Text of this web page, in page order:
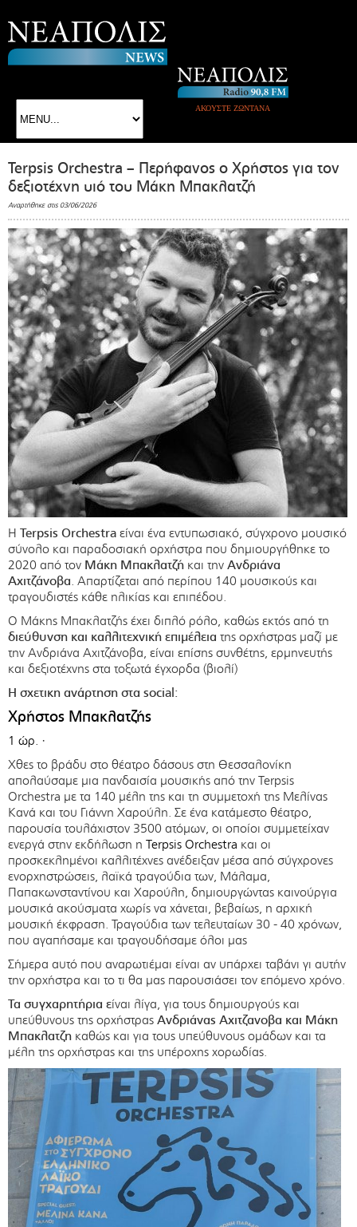
ΑΚΟΥΣΤΕ ΖΩΝΤΑΝΑ
Terpsis Orchestra – Περήφανος ο Χρήστος για τον
δεξιοτέχνη υιό του Μάκη Μπακλατζή
Αναρτήθηκε στις 03/06/2026
Η Terpsis Orchestra είναι ένα εντυπωσιακό, σύγχρονο μουσικό
σύνολο και παραδοσιακή ορχήστρα που δημιουργήθηκε το
2020 από τον Μάκη Μπακλατζή και την Ανδριάνα
Αχιτζάνοβα. Απαρτίζεται από περίπου 140 μουσικούς και
τραγουδιστές κάθε ηλικίας και επιπέδου.
Ο Μάκης Μπακλατζής έχει διπλό ρόλο, καθώς εκτός από τη
διεύθυνση και καλλιτεχνική επιμέλεια της ορχήστρας μαζί με
την Ανδριάνα Αχιτζάνοβα, είναι επίσης συνθέτης, ερμηνευτής
και δεξιοτέχνης στα τοξωτά έγχορδα (βιολί)
Η σχετικη ανάρτηση στα social:
Χρήστος Μπακλατζής
1 ώρ. ·
Χθες το βράδυ στο θέατρο δάσους στη Θεσσαλονίκη
απολαύσαμε μια πανδαισία μουσικής από την Terpsis
Orchestra με τα 140 μέλη της και τη συμμετοχή της Μελίνας
Κανά και του Γιάννη Χαρούλη. Σε ένα κατάμεστο θέατρο,
παρουσία τουλάχιστον 3500 ατόμων, οι οποίοι συμμετείχαν
ενεργά στην εκδήλωση η Terpsis Οrchestra και οι
προσκεκλημένοι καλλιτέχνες ανέδειξαν μέσα από σύγχρονες
ενορχηστρώσεις, λαϊκά τραγούδια των, Μάλαμα,
Παπακωνσταντίνου και Χαρούλη, δημιουργώντας καινούργια
μουσικά ακούσματα χωρίς να χάνεται, βεβαίως, η αρχική
μουσική έκφραση. Τραγούδια των τελευταίων 30 - 40 χρόνων,
που αγαπήσαμε και τραγουδήσαμε όλοι μας
Σήμερα αυτό που αναρωτιέμαι είναι αν υπάρχει ταβάνι γι αυτήν
την ορχήστρα και το τι θα μας παρουσιάσει τον επόμενο χρόνο.
Τα συγχαρητήρια είναι λίγα, για τους δημιουργούς και
υπεύθυνους της ορχήστρας Ανδριάνας Αχιτζανοβα και Μάκη
Μπακλατζη καθώς και για τους υπεύθυνους ομάδων και τα
μέλη της ορχήστρας και της υπέροχης χορωδίας.